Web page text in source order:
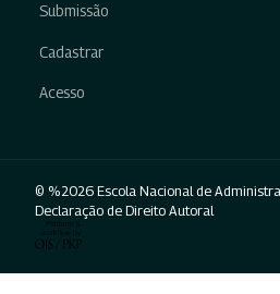
Submissão
Cadastrar
Acesso
© %2026 Escola Nacional de
Declaração de Direito Autoral